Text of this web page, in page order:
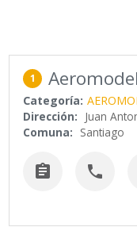
1
Categoría:
Dirección: Juan
Comuna: Santiago
 